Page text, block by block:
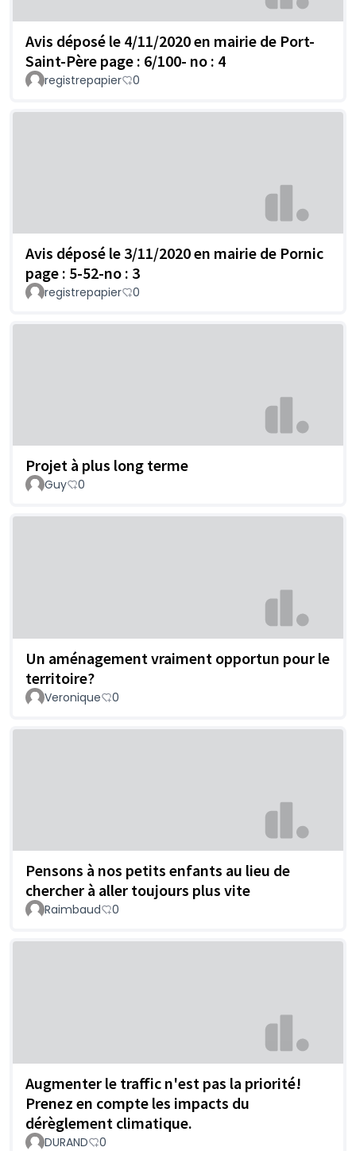
Avis déposé le 4/11/2020 en mairie de Port-
Saint-Père page : 6/100- no : 4
registrepapier 0
Avis déposé le 3/11/2020 en mairie de Pornic
page : 5-52-no : 3
registrepapier 0
Projet à plus long terme
Guy 0
Un aménagement vraiment opportun pour le
territoire?
Veronique 0
Pensons à nos petits enfants au lieu de
chercher à aller toujours plus vite
Raimbaud 0
Augmenter le traffic n'est pas la priorité!
Prenez en compte les impacts du
dérèglement climatique.
DURAND 0